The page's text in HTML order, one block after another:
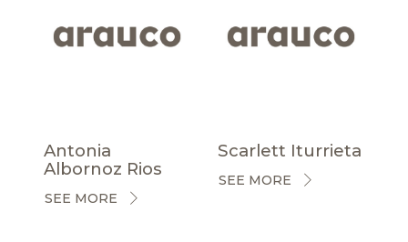
Antonia
Albornoz Rios
SEE MORE
Scarlett Iturrieta
SEE MORE